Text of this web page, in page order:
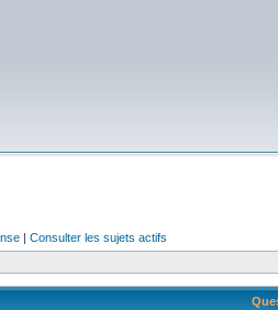
| Consulter les sujets actifs